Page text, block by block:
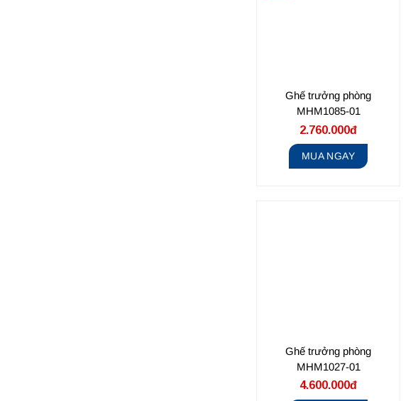
Ghế trưởng phòng
MHM1085-01
2.760.000đ
MUA NGAY
Ghế trưởng phòng
MHM1027-01
4.600.000đ